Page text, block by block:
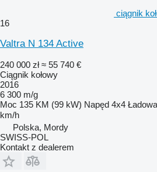
ciągnik
16
Valtra N 134 Active
240 000 zł ≈ 55 740 €
Ciągnik kołowy
2016
6 300 m/g
Moc 135 KM (99 kW) Napęd 4x4
km/h
Polska, Mordy
SWISS-POL
Kontakt z dealerem